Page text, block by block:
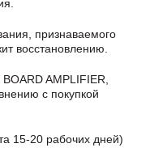
признаваемого
восстановлению.
AMPLIFIER,
с покупкой
15-20 рабочих дней)